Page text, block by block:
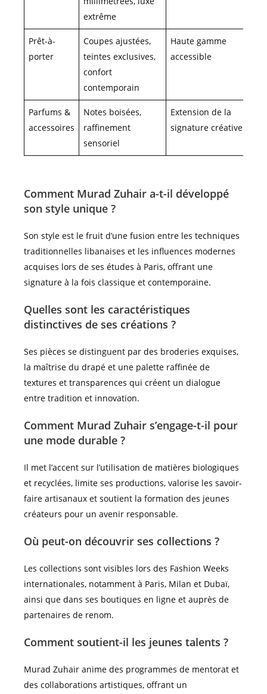
extrême
Prêt-à-
porter
Coupes ajustées,
teintes exclusives,
confort
contemporain
Haute gamme
accessible
Parfums &
accessoires
Notes boisées,
raffinement
sensoriel
Extension de la
signature créative
Comment Murad Zuhair a-t-il développé
son style unique ?
Son style est le fruit d’une fusion entre les techniques
traditionnelles libanaises et les influences modernes
acquises lors de ses études à Paris, offrant une
signature à la fois classique et contemporaine.
Quelles sont les caractéristiques
distinctives de ses créations ?
Ses pièces se distinguent par des broderies exquises,
la maîtrise du drapé et une palette raffinée de
textures et transparences qui créent un dialogue
entre tradition et innovation.
Comment Murad Zuhair s’engage-t-il pour
une mode durable ?
Il met l’accent sur l’utilisation de matières biologiques
et recyclées, limite ses productions, valorise les savoir-
faire artisanaux et soutient la formation des jeunes
créateurs pour un avenir responsable.
Où peut-on découvrir ses collections ?
Les collections sont visibles lors des Fashion Weeks
internationales, notamment à Paris, Milan et Dubaï,
ainsi que dans ses boutiques en ligne et auprès de
partenaires de renom.
Comment soutient-il les jeunes talents ?
Murad Zuhair anime des programmes de mentorat et
des collaborations artistiques, offrant un